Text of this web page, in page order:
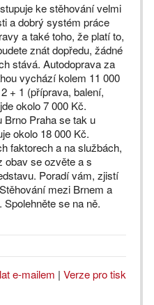
ke stěhování velmi
a dobrý systém práce
a také toho, že platí to,
znát dopředu, žádné
stává. Autodoprava za
vychází kolem 11 000
+ 1 (příprava, balení,
okolo 7 000 Kč.
Praha se tak u
okolo 18 000 Kč.
faktorech a na službách,
obav se ozvěte a s
Poradí vám, zjistí
mezi Brnem a
se na ně.
e-mailem | Verze pro tisk